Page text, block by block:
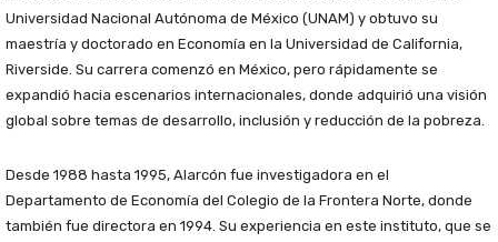
Universidad Nacional Autónoma de México (UNAM) y obtuvo su
maestría y doctorado en Economía en la Universidad de California,
Riverside. Su carrera comenzó en México, pero rápidamente se
expandió hacia escenarios internacionales, donde adquirió una visión
global sobre temas de desarrollo, inclusión y reducción de la pobreza.
Desde 1988 hasta 1995, Alarcón fue investigadora en el
Departamento de Economía del Colegio de la Frontera Norte, donde
también fue directora en 1994. Su experiencia en este instituto, que se